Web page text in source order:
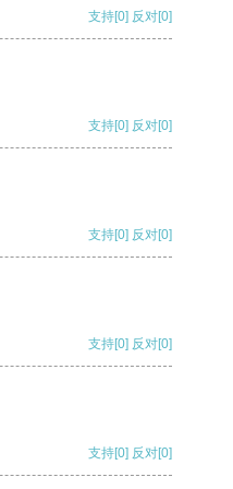
支持[0] 反对[0]
支持[0] 反对[0]
支持[0] 反对[0]
支持[0] 反对[0]
支持[0] 反对[0]